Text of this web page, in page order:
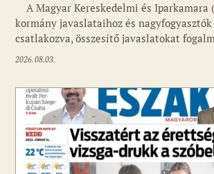
A Magyar Kereskedelmi és Iparkamara
kormány javaslataihoz és
csatlakozva, összesítő javaslatokat
2026.08.03.